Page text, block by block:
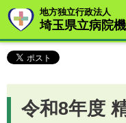
地方独立行政法人
埼玉県立病院
令和8年度